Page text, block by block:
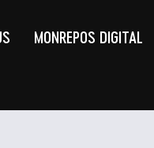
MONREPOS DIGITAL